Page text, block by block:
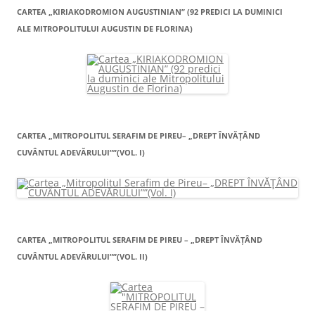
CARTEA „KIRIAKODROMION AUGUSTINIAN” (92 PREDICI LA DUMINICI
ALE MITROPOLITULUI AUGUSTIN DE FLORINA)
CARTEA „MITROPOLITUL SERAFIM DE PIREU– „DREPT ÎNVĂŢÂND
CUVÂNTUL ADEVĂRULUI””(VOL. I)
CARTEA „MITROPOLITUL SERAFIM DE PIREU – „DREPT ÎNVĂŢÂND
CUVÂNTUL ADEVĂRULUI””(VOL. II)